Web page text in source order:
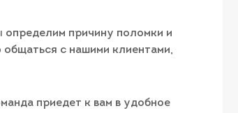
причину поломки и
с нашими клиентами,
приедет к вам в удобное